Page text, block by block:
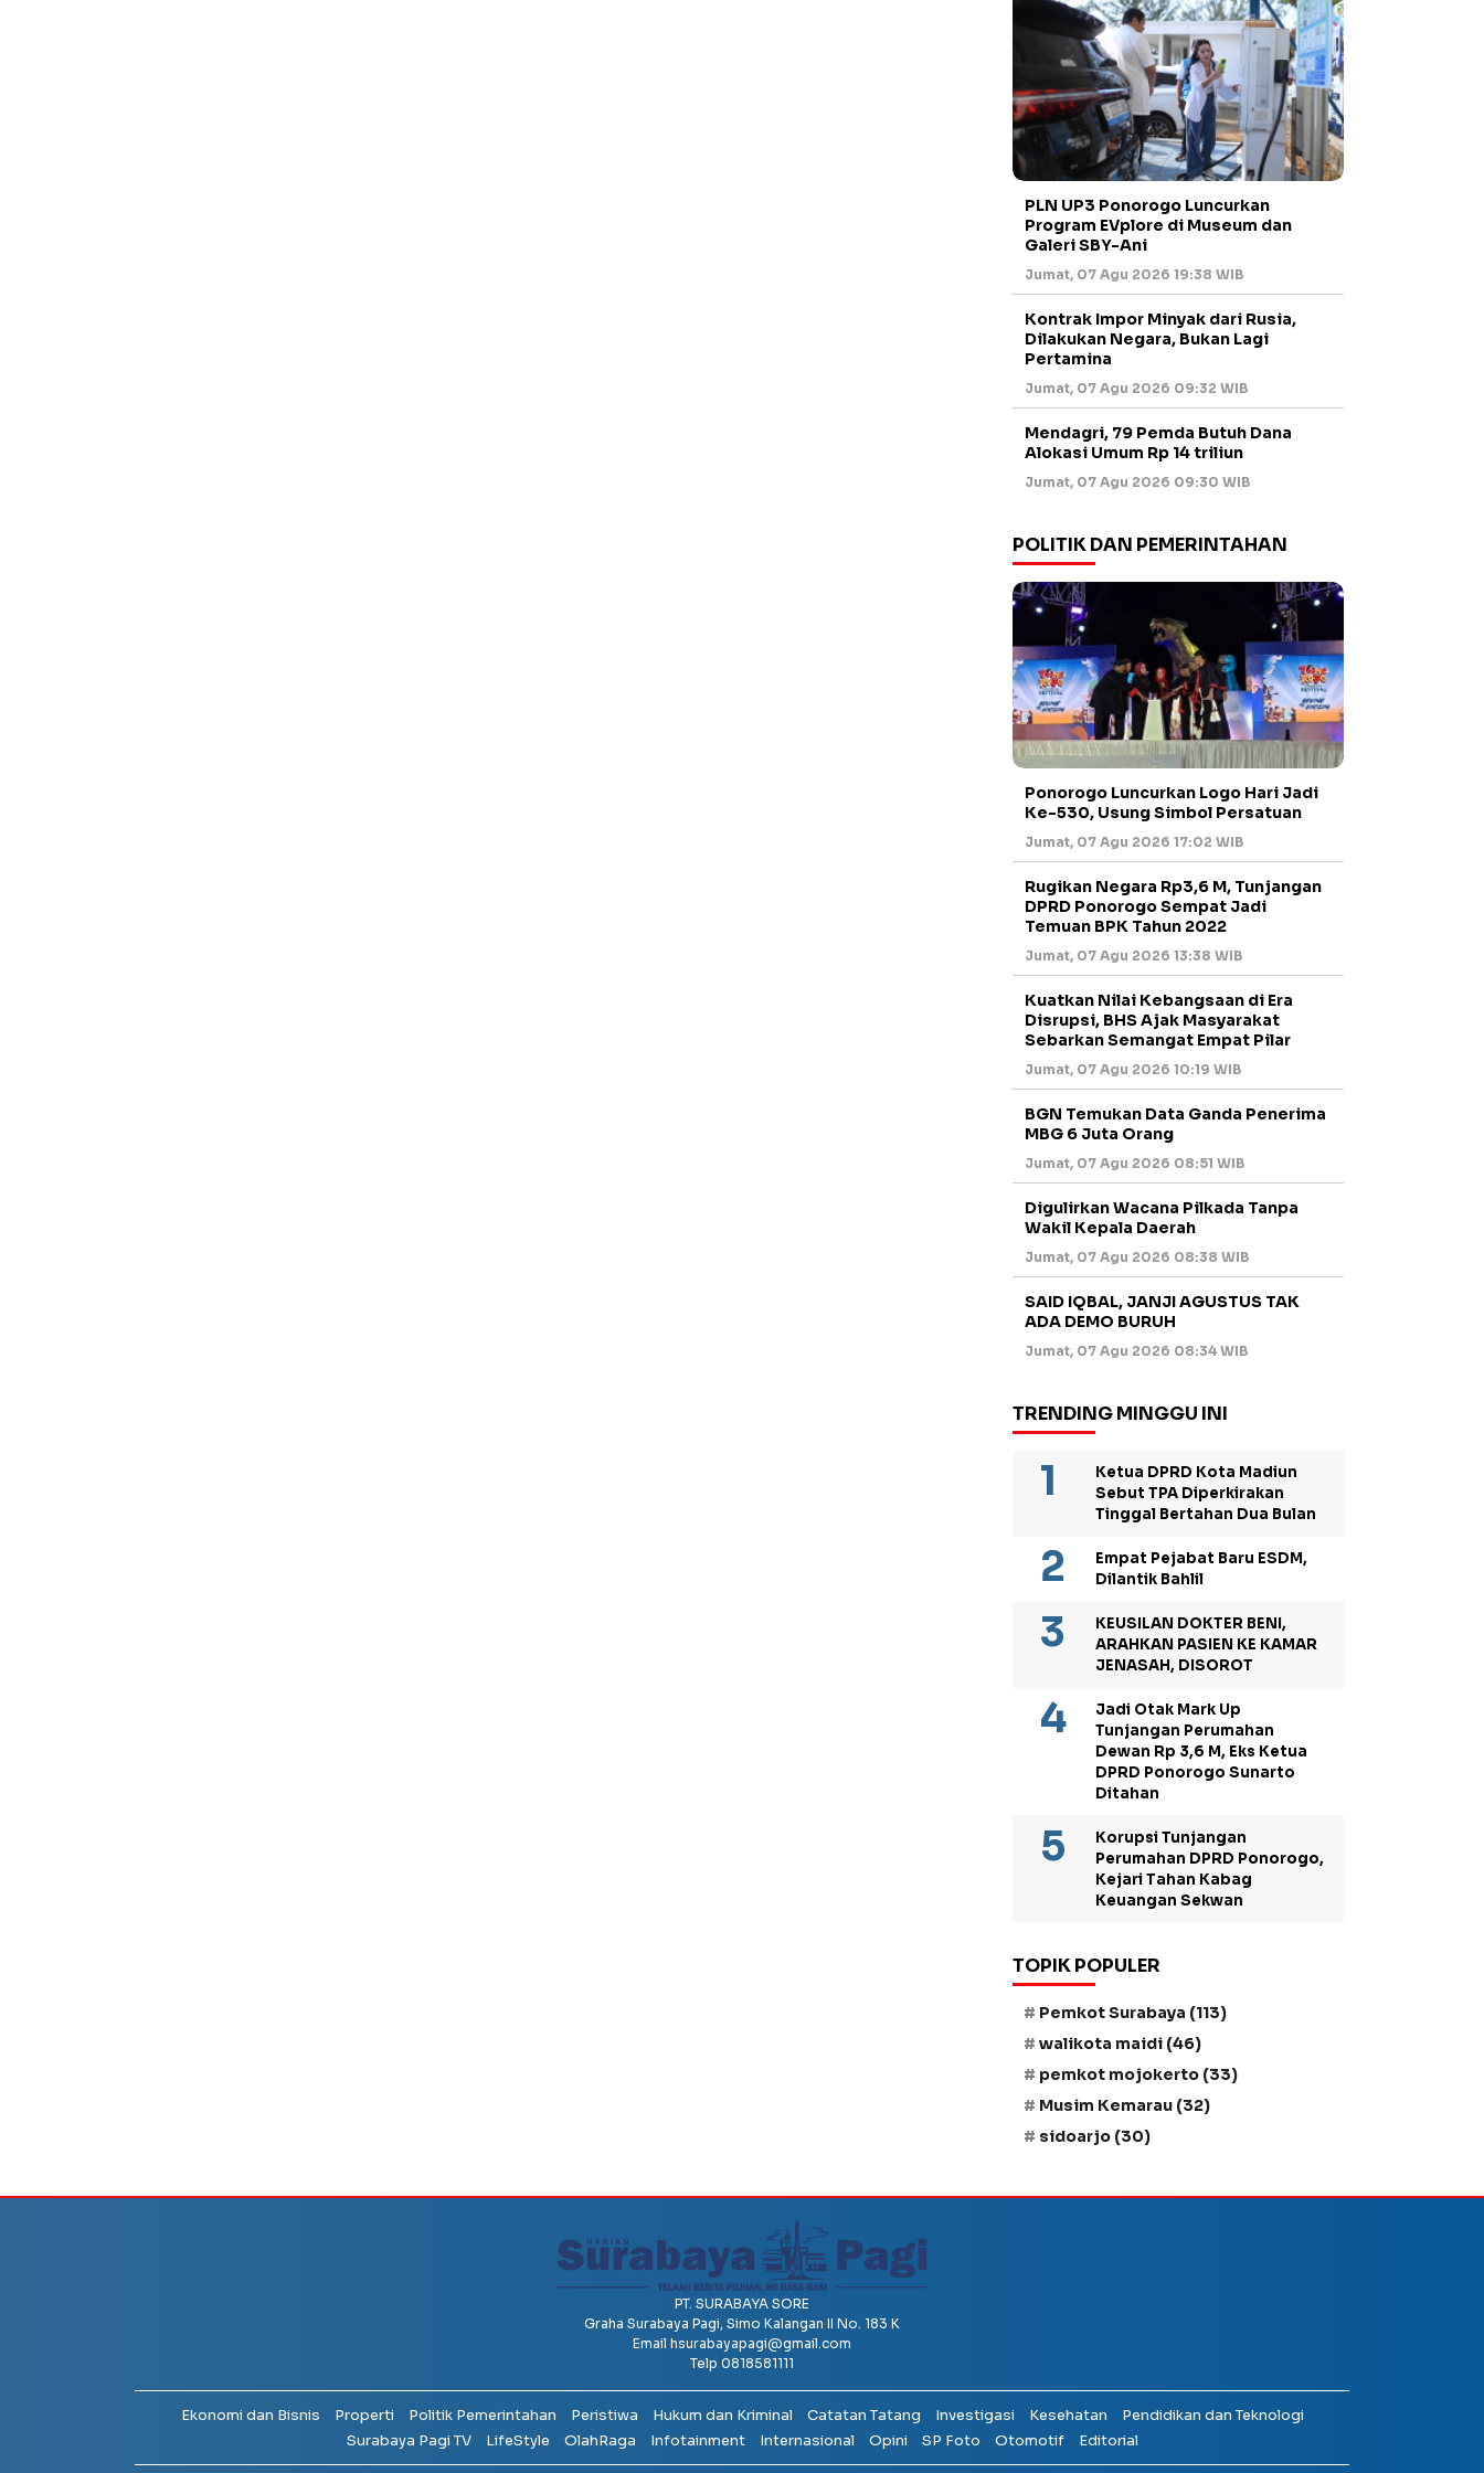
PLN UP3 Ponorogo Luncurkan
Program EVplore di Museum dan
Galeri SBY-Ani
Jumat, 07 Agu 2026 19:38 WIB
Kontrak Impor Minyak dari Rusia,
Dilakukan Negara, Bukan Lagi
Pertamina
Jumat, 07 Agu 2026 09:32 WIB
Mendagri, 79 Pemda Butuh Dana
Alokasi Umum Rp 14 triliun
Jumat, 07 Agu 2026 09:30 WIB
POLITIK DAN PEMERINTAHAN
Ponorogo Luncurkan Logo Hari Jadi
Ke-530, Usung Simbol Persatuan
Jumat, 07 Agu 2026 17:02 WIB
Rugikan Negara Rp3,6 M, Tunjangan
DPRD Ponorogo Sempat Jadi
Temuan BPK Tahun 2022
Jumat, 07 Agu 2026 13:38 WIB
Kuatkan Nilai Kebangsaan di Era
Disrupsi, BHS Ajak Masyarakat
Sebarkan Semangat Empat Pilar
Jumat, 07 Agu 2026 10:19 WIB
BGN Temukan Data Ganda Penerima
MBG 6 Juta Orang
Jumat, 07 Agu 2026 08:51 WIB
Digulirkan Wacana Pilkada Tanpa
Wakil Kepala Daerah
Jumat, 07 Agu 2026 08:38 WIB
SAID IQBAL, JANJI AGUSTUS TAK
ADA DEMO BURUH
Jumat, 07 Agu 2026 08:34 WIB
TRENDING MINGGU INI
Ketua DPRD Kota Madiun
Sebut TPA Diperkirakan
Tinggal Bertahan Dua Bulan
Empat Pejabat Baru ESDM,
Dilantik Bahlil
KEUSILAN DOKTER BENI,
ARAHKAN PASIEN KE KAMAR
JENASAH, DISOROT
Jadi Otak Mark Up
Tunjangan Perumahan
Dewan Rp 3,6 M, Eks Ketua
DPRD Ponorogo Sunarto
Ditahan
Korupsi Tunjangan
Perumahan DPRD Ponorogo,
Kejari Tahan Kabag
Keuangan Sekwan
TOPIK POPULER
Pemkot Surabaya (113)
walikota maidi (46)
pemkot mojokerto (33)
Musim Kemarau (32)
sidoarjo (30)
PT. SURABAYA SORE
Graha Surabaya Pagi, Simo Kalangan II No. 183 K
Email hsurabayapagi@gmail.com
Telp 0818581111
Ekonomi dan Bisnis Properti Politik Pemerintahan Peristiwa Hukum dan Kriminal Catatan Tatang Investigasi Kesehatan
Pendidikan dan Teknologi
Surabaya Pagi TV
LifeStyle OlahRaga Infotainment Internasional Opini SP Foto Otomotif Editorial